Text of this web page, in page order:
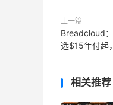
上一篇
Breadcloud
选$15年付起
相关推荐